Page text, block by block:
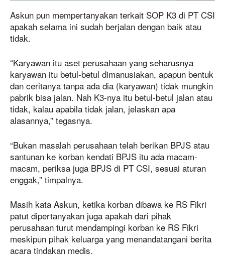
Askun pun mempertanyakan terkait SOP K3 di PT CSI
apakah selama ini sudah berjalan dengan baik atau
tidak.
“Karyawan itu aset perusahaan yang seharusnya
karyawan itu betul-betul dimanusiakan, apapun bentuk
dan ceritanya tanpa ada dia (karyawan) tidak mungkin
pabrik bisa jalan. Nah K3-nya itu betul-betul jalan atau
tidak, kalau apabila tidak jalan, jelaskan apa
alasannya,” tegasnya.
“Bukan masalah perusahaan telah berikan BPJS atau
santunan ke korban kendati BPJS itu ada macam-
macam, periksa juga BPJS di PT CSI, sesuai aturan
enggak,” timpalnya.
Masih kata Askun, ketika korban dibawa ke RS Fikri
patut dipertanyakan juga apakah dari pihak
perusahaan turut mendampingi korban ke RS Fikri
meskipun pihak keluarga yang menandatangani berita
acara tindakan medis.